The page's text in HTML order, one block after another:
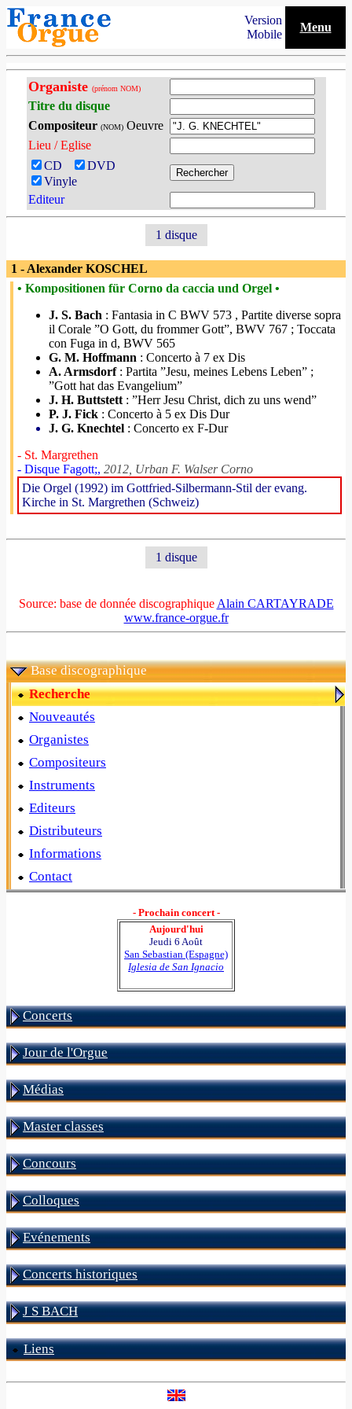
Version
Mobile
Menu
Organiste (prénom NOM)
Titre du disque
Compositeur (NOM)Oeuvre
Lieu / Eglise
CD
DVD
Vinyle
Editeur
1 disque
1 - Alexander KOSCHEL
• Kompositionen für Corno da caccia und Orgel •
J. S. Bach : Fantasia in C BWV 573 , Partite diverse sopra
il Corale ”O Gott, du frommer Gott”, BWV 767 ; Toccata
con Fuga in d, BWV 565
G. M. Hoffmann : Concerto à 7 ex Dis
A. Armsdorf: Partita ”Jesu, meines Lebens Leben” ;
”Gott hat das Evangelium”
J. H. Buttstett : ”Herr Jesu Christ, dich zu uns wend”
P. J. Fick : Concerto à 5 ex Dis Dur
J. G. Knechtel : Concerto ex F-Dur
- St. Margrethen
- Disque Fagott;, 2012, Urban F. Walser Corno
Die Orgel (1992) im Gottfried-Silbermann-Stil der evang.
Kirche in St. Margrethen (Schweiz)
1 disque
Source: base de donnée discographique Alain CARTAYRADE
www.france-orgue.fr
Base discographique
Recherche
Nouveautés
Organistes
Compositeurs
Instruments
Editeurs
Distributeurs
Informations
Contact
- Prochain concert -
Aujourd'hui
Jeudi 6 Août
San Sebastian (Espagne)
Iglesia de San Ignacio
Concerts
Jour de l'Orgue
Médias
Master classes
Concours
Colloques
Evénements
Concerts historiques
J S BACH
Liens